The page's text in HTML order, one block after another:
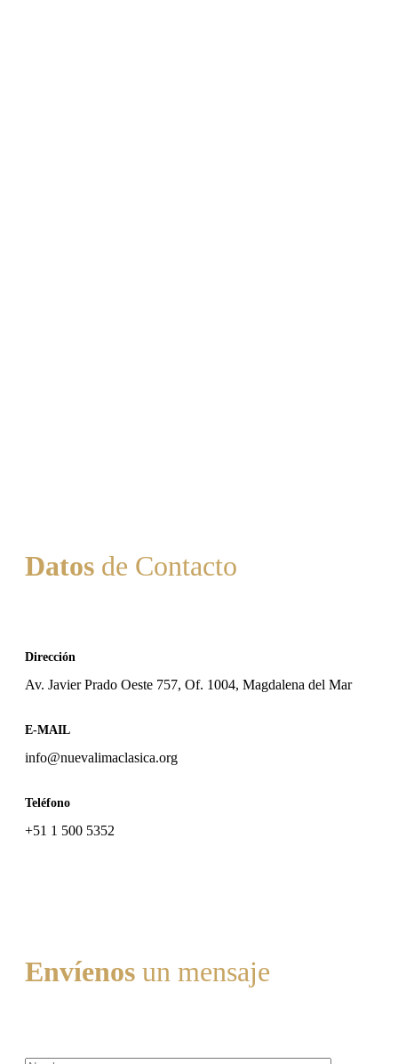
Datos de Contacto
Dirección
Av. Javier Prado Oeste 757, Of. 1004, Magdalena del Mar
E-MAIL
info@nuevalimaclasica.org
Teléfono
+51 1 500 5352
Envíenos un mensaje